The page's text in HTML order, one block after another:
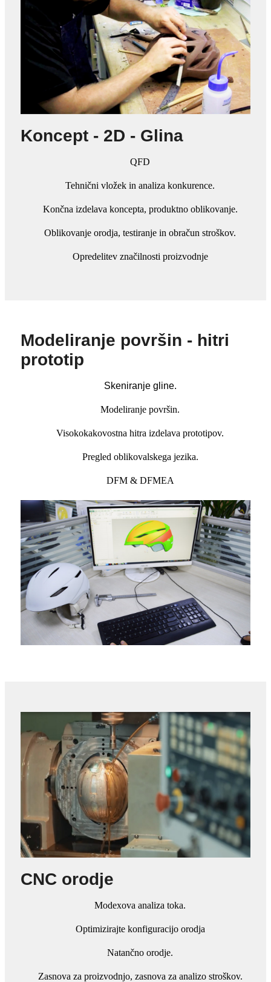
Koncept - 2D - Glina
QFD
Tehnični vložek in analiza konkurence.
Končna izdelava koncepta, produktno oblikovanje.
Oblikovanje orodja, testiranje in obračun stroškov.
Opredelitev značilnosti proizvodnje
Modeliranje površin - hitri
prototip
Skeniranje gline.
Modeliranje površin.
Visokokakovostna hitra izdelava prototipov.
Pregled oblikovalskega jezika.
DFM & DFMEA
CNC orodje
Modexova analiza toka.
Optimizirajte konfiguracijo orodja
Natančno orodje.
Zasnova za proizvodnjo, zasnova za analizo stroškov.